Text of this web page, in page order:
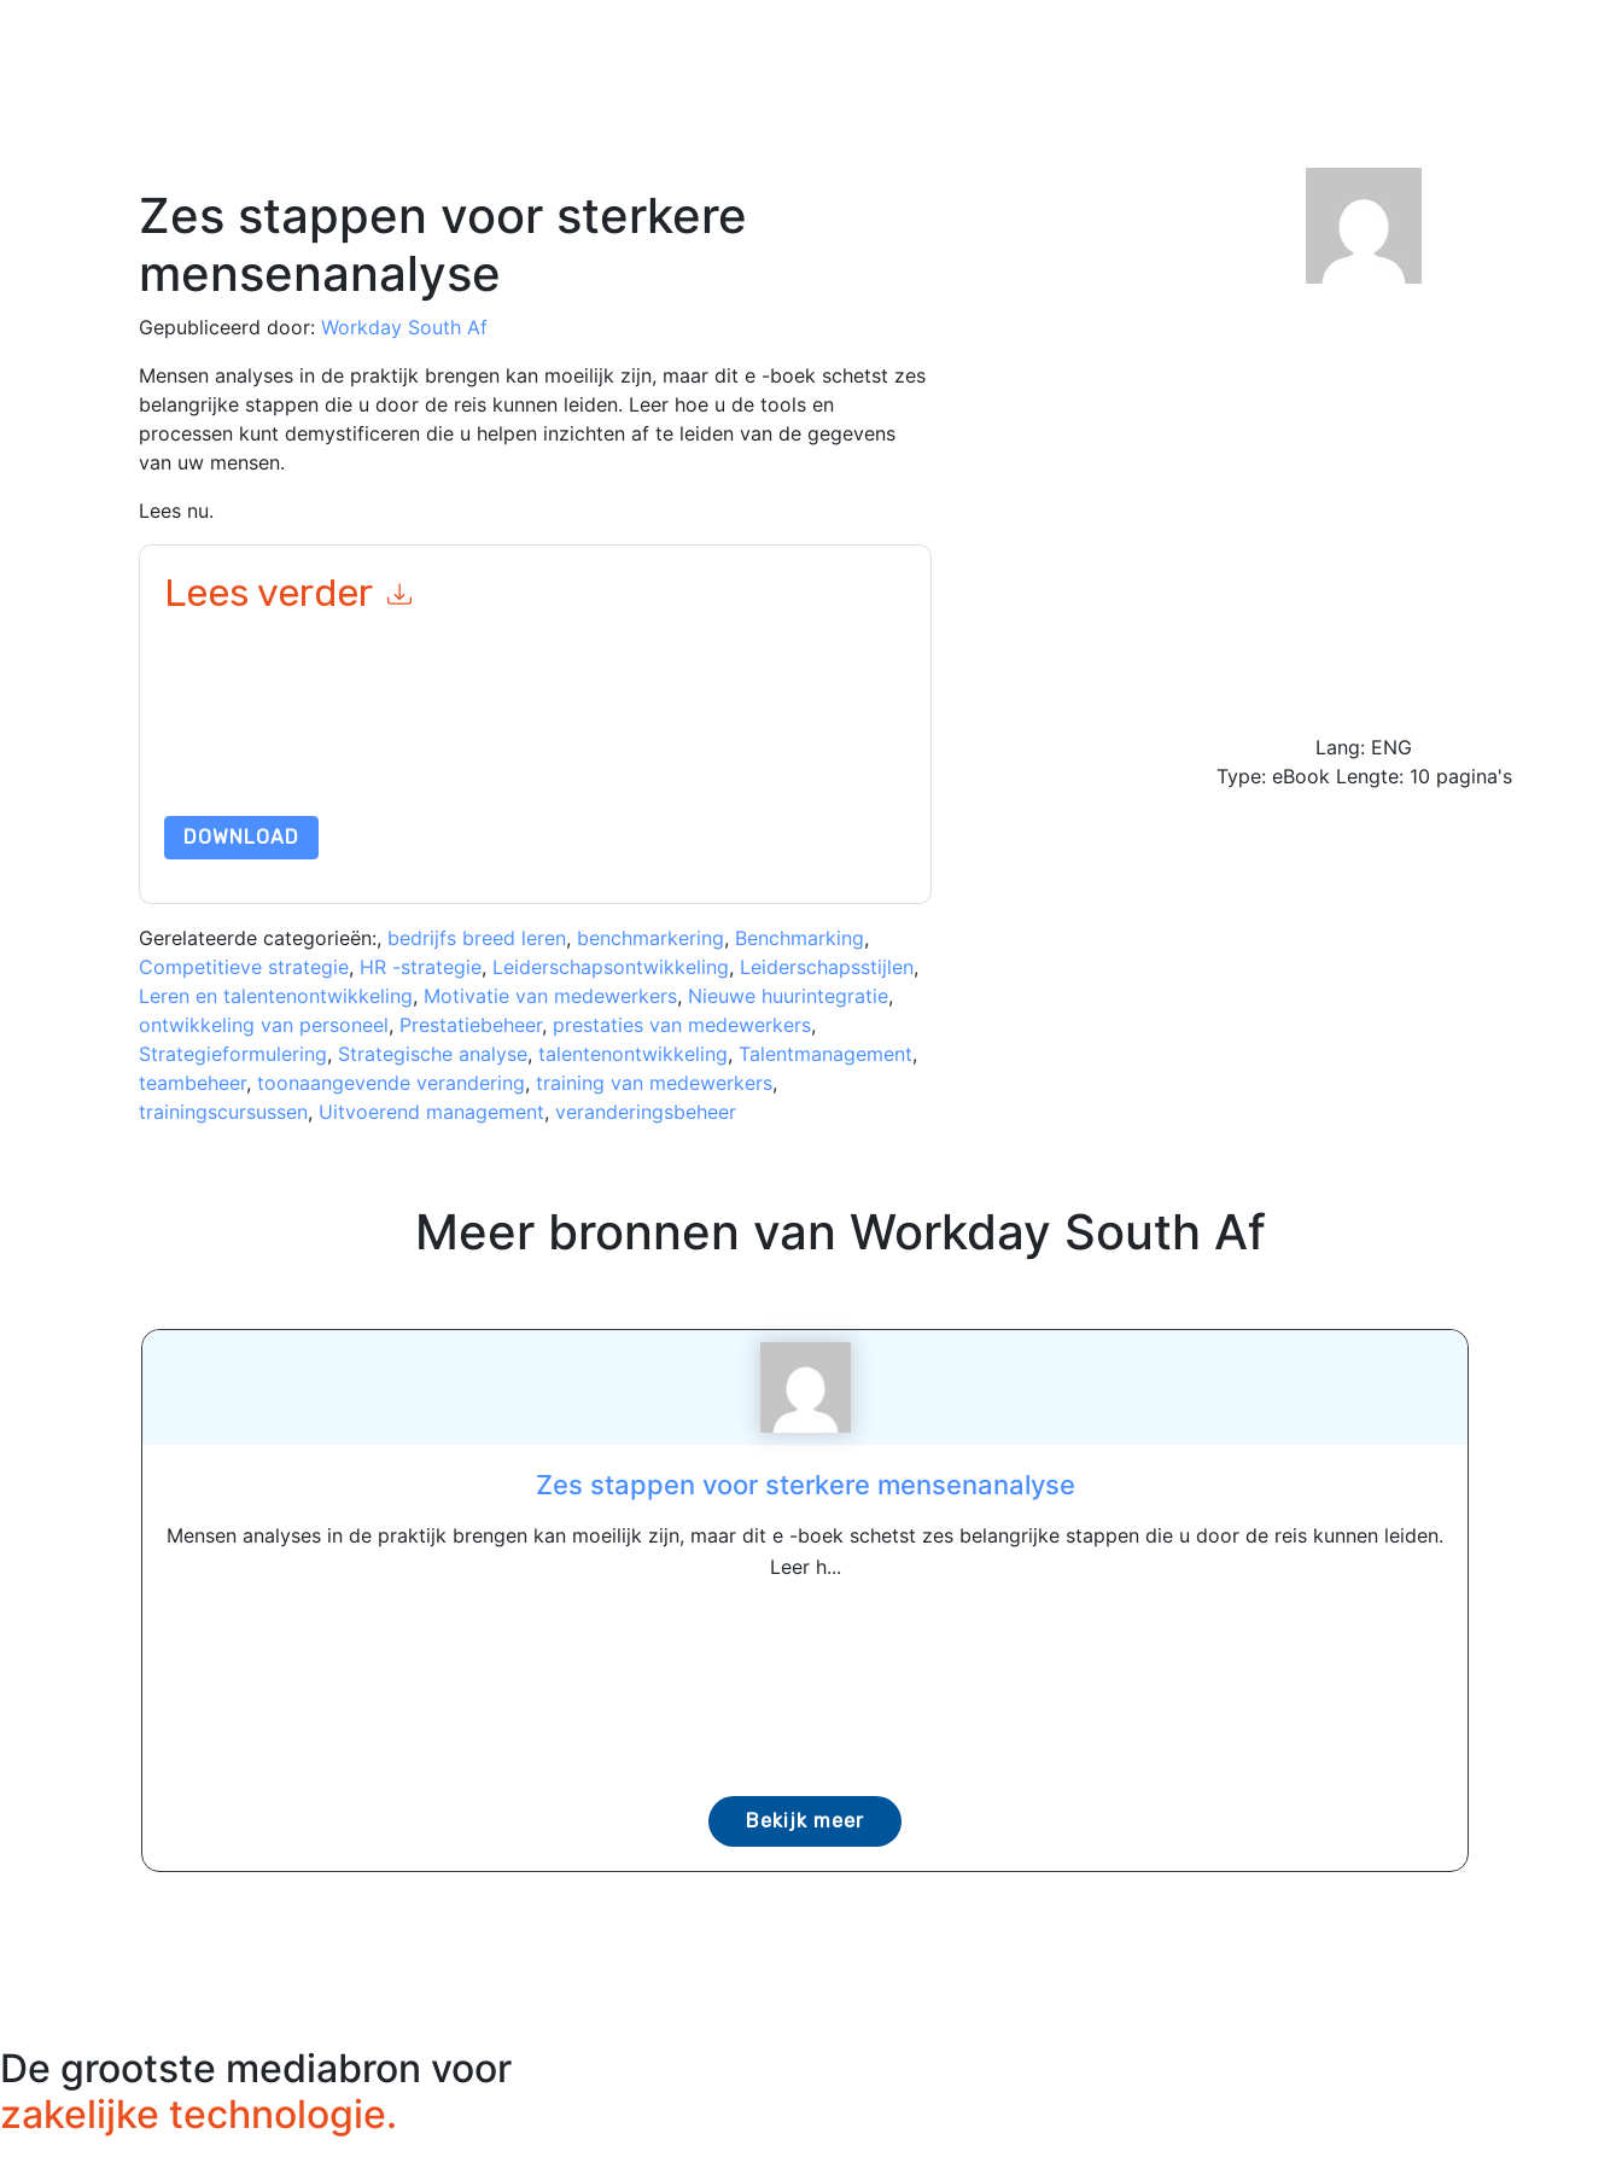
Zes stappen voor sterkere
mensenanalyse
Gepubliceerd door: Workday South Af
Mensen analyses in de praktijk brengen kan moeilijk zijn, maar dit e -boek schetst zes
belangrijke stappen die u door de reis kunnen leiden. Leer hoe u de tools en
processen kunt demystificeren die u helpen inzichten af ​​te leiden van de gegevens
van uw mensen.
Lees nu.
Lees verder
DOWNLOAD
Gerelateerde categorieën:, bedrijfs breed leren, benchmarkering, Benchmarking,
Competitieve strategie, HR -strategie, Leiderschapsontwikkeling, Leiderschapsstijlen,
Leren en talentenontwikkeling, Motivatie van medewerkers, Nieuwe huurintegratie,
ontwikkeling van personeel, Prestatiebeheer, prestaties van medewerkers,
Strategieformulering, Strategische analyse, talentenontwikkeling, Talentmanagement,
teambeheer, toonaangevende verandering, training van medewerkers,
trainingscursussen, Uitvoerend management, veranderingsbeheer
Lang: ENG
Type: eBook Lengte: 10 pagina's
Meer bronnen van Workday South Af
Zes stappen voor sterkere mensenanalyse
Mensen analyses in de praktijk brengen kan moeilijk zijn, maar dit e -boek schetst zes belangrijke stappen die u door de reis kunnen leiden.
Leer h...
Bekijk meer
De grootste mediabron voor
zakelijke technologie.